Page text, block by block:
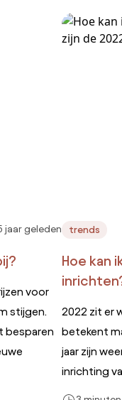
jaar geleden
voor
stijgen.
besparen
trends
Hoe kan
2022 zit er
betekent
jaar zijn
inrichting